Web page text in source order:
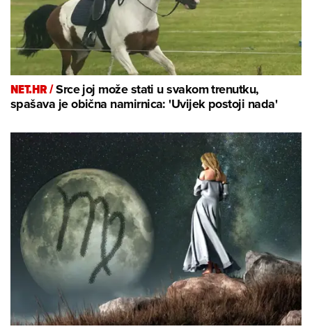
NET.HR /Srce joj može stati u svakom trenutku,
spašava je obična namirnica: 'Uvijek postoji nada'